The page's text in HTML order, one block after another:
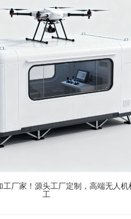
工厂家！源头工厂定制，高端无人机
工